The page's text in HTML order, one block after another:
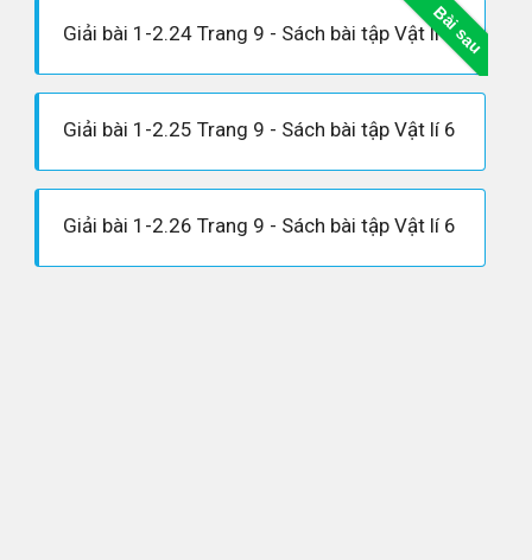
Bài sau
Giải bài 1-2.24 Trang 9 - Sách bài tập Vật lí 6
Giải bài 1-2.25 Trang 9 - Sách bài tập Vật lí 6
Giải bài 1-2.26 Trang 9 - Sách bài tập Vật lí 6